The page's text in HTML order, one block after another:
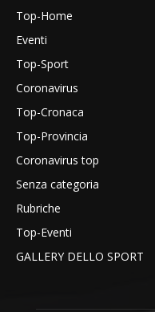
Top-Home
Eventi
Top-Sport
Coronavirus
Top-Cronaca
Top-Provincia
Coronavirus top
Senza categoria
Rubriche
Top-Eventi
GALLERY DELLO SPORT